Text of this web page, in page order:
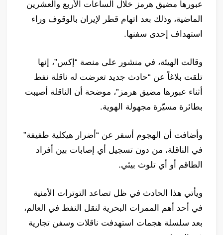
عبورها مضيق هرمز خلال الساعات الأربع والعشرين
الماضية، وذلك بعد اتهام قطر لإيران بالوقوف وراء
استهداف إحدى سفنها.
وقالت الهيئة، في منشور على منصة “إكس”، إنها
تلقت بلاغاً عن “حادث جديد تعرضت له ناقلة نفط
أثناء عبورها مضيق هرمز”، موضحة أن الناقلة أصيبت
بطائرة مسيّرة مجهولة الهوية.
وأضافت أن الهجوم أسفر عن “أضرار هيكلية طفيفة”
في الناقلة، من دون تسجيل أي إصابات بين أفراد
الطاقم أو أي تلوث بيئي.
ويأتي هذا الحادث في ظل تصاعد التوترات الأمنية
في أحد أهم الممرات البحرية لنقل النفط في العالم،
بعد سلسلة هجمات استهدفت ناقلات وسفن تجارية